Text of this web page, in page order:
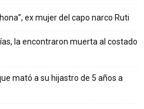
ex mujer del capo narco Ruti
la encontraron muerta al costado
mató a su hijastro de 5 años a